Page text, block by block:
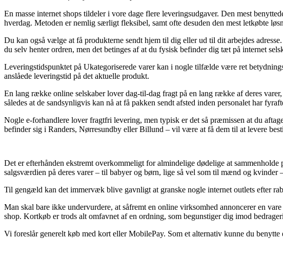
En masse internet shops tildeler i vore dage flere leveringsudgaver. Den mest
hverdag. Metoden er nemlig særligt fleksibel, samt ofte desuden den mest letkøbte
Du kan også vælge at få produkterne sendt hjem til dig eller ud til dit arbejdes
du selv henter ordren, men det betinges af at du fysisk befinder dig tæt på internet
Leveringstidspunktet på Ukategoriserede varer kan i nogle tilfælde være ret
anslåede leveringstid på det aktuelle produkt.
En lang række online selskaber lover dag-til-dag fragt på en lang række af deres
således at de sandsynligvis kan nå at få pakken sendt afsted inden personalet har
Nogle e-forhandlere lover fragtfri levering, men typisk er det så præmissen at du
befinder sig i Randers, Nørresundby eller Billund – vil være at få dem til at levere
Det er efterhånden ekstremt overkommeligt for almindelige dødelige at
salgsværdien på deres varer – til babyer og børn, lige så vel som til mænd og kvinder
Til gengæld kan det immervæk blive gavnligt at granske nogle internet outlets efter
Man skal bare ikke undervurdere, at såfremt en online virksomhed annoncerer en
shop. Kortkøb er trods alt omfavnet af en ordning, som begunstiger dig imod
Vi foreslår generelt køb med kort eller MobilePay. Som et alternativ kunne du